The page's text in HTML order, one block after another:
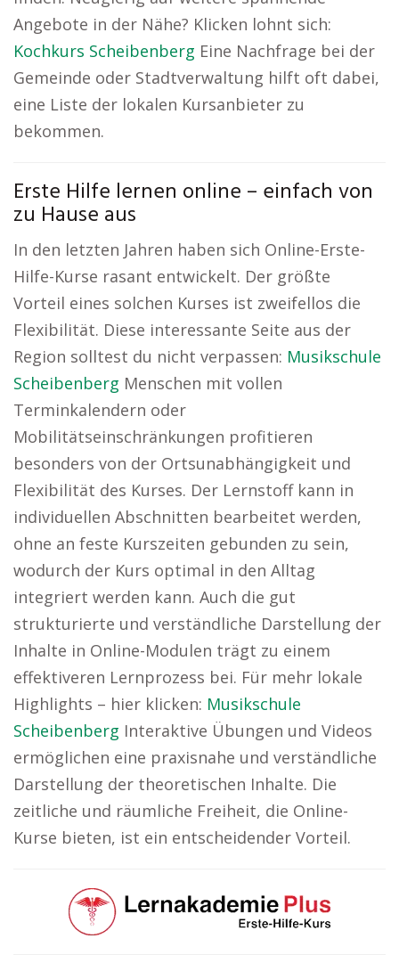
Angebote in der Nähe? Klicken lohnt sich:
Kochkurs Scheibenberg Eine Nachfrage bei der
Gemeinde oder Stadtverwaltung hilft oft dabei,
eine Liste der lokalen Kursanbieter zu
bekommen.
Erste Hilfe lernen online – einfach von
zu Hause aus
In den letzten Jahren haben sich Online-Erste-
Hilfe-Kurse rasant entwickelt. Der größte
Vorteil eines solchen Kurses ist zweifellos die
Flexibilität. Diese interessante Seite aus der
Region solltest du nicht verpassen: Musikschule
Scheibenberg Menschen mit vollen
Terminkalendern oder
Mobilitätseinschränkungen profitieren
besonders von der Ortsunabhängigkeit und
Flexibilität des Kurses. Der Lernstoff kann in
individuellen Abschnitten bearbeitet werden,
ohne an feste Kurszeiten gebunden zu sein,
wodurch der Kurs optimal in den Alltag
integriert werden kann. Auch die gut
strukturierte und verständliche Darstellung der
Inhalte in Online-Modulen trägt zu einem
effektiveren Lernprozess bei. Für mehr lokale
Highlights – hier klicken: Musikschule
Scheibenberg Interaktive Übungen und Videos
ermöglichen eine praxisnahe und verständliche
Darstellung der theoretischen Inhalte. Die
zeitliche und räumliche Freiheit, die Online-
Kurse bieten, ist ein entscheidender Vorteil.